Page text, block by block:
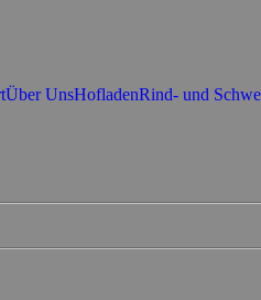
Über UnsHofladenRind- und